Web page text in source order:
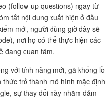
(follow-up questions) ngay từ
tắt nội dung xuất hiện ở đầu
mới, người dùng giờ đây sẽ
nơi họ có thể thực hiện các
đang quan tâm.
với tính năng mới, gã khổng lồ
thức trở thành mô hình mặc định
sự thay đổi này nhằm đảm